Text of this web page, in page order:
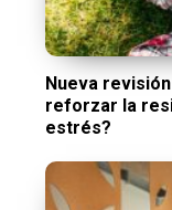
Nueva
reforzar la
estrés?